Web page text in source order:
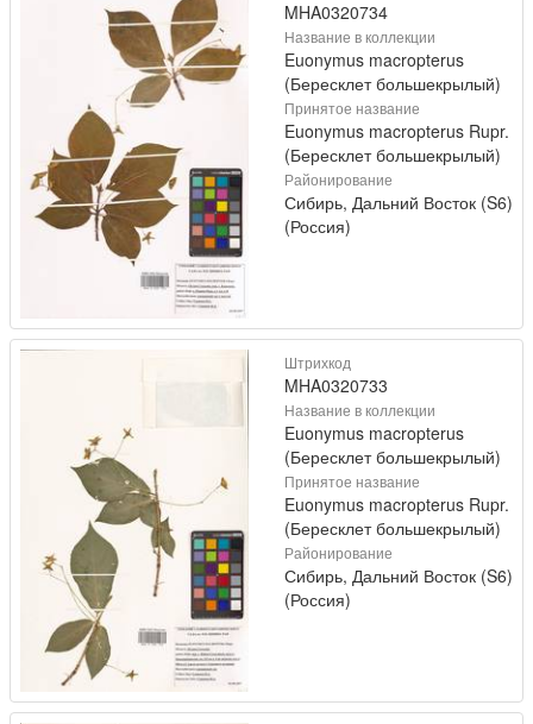
MHA0320734
Название в коллекции
Euonymus macropterus
(Бересклет большекрылый)
Принятое название
Euonymus macropterus Rupr.
(Бересклет большекрылый)
Районирование
Сибирь, Дальний Восток (S6)
(Россия)
Штрихкод
MHA0320733
Название в коллекции
Euonymus macropterus
(Бересклет большекрылый)
Принятое название
Euonymus macropterus Rupr.
(Бересклет большекрылый)
Районирование
Сибирь, Дальний Восток (S6)
(Россия)